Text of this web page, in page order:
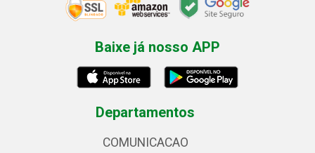
Baixe já nosso APP
Departamentos
COMUNICACAO